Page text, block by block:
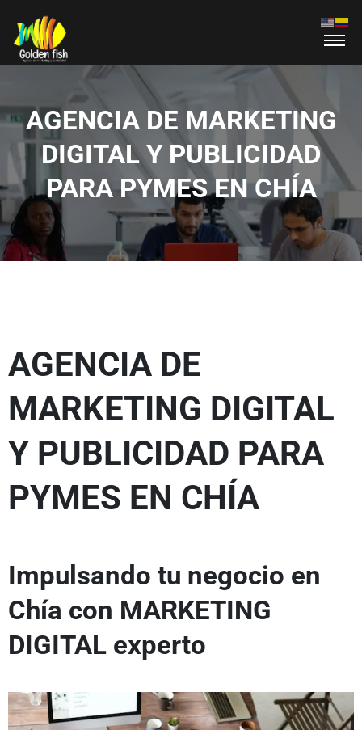
AGENCIA DE MARKETING
DIGITAL Y PUBLICIDAD
PARA PYMES EN CHÍA
AGENCIA DE
MARKETING DIGITAL
Y PUBLICIDAD PARA
PYMES EN CHÍA
Impulsando tu negocio en
Chía con MARKETING
DIGITAL experto